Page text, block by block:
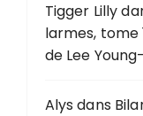
e
p
o
r
Tigger Lilly
larmes, tome
de Lee
Alys dans